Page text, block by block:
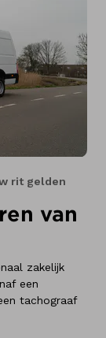
rit gelden
van
zakelijk
een
tachograaf